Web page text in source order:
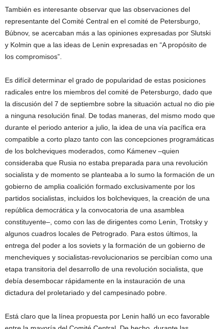
También es interesante observar que las observaciones del
representante del Comité Central en el comité de Petersburgo,
Búbnov, se acercaban más a las opiniones expresadas por Slutski
y Kolmin que a las ideas de Lenin expresadas en “A propósito de
los compromisos”.
Es difícil determinar el grado de popularidad de estas posiciones
radicales entre los miembros del comité de Petersburgo, dado que
la discusión del 7 de septiembre sobre la situación actual no dio pie
a ninguna resolución final. De todas maneras, del mismo modo que
durante el periodo anterior a julio, la idea de una vía pacífica era
compatible a corto plazo tanto con las concepciones programáticas
de los bolcheviques moderados, como Kámenev –quien
consideraba que Rusia no estaba preparada para una revolución
socialista y de momento se planteaba a lo sumo la formación de un
gobierno de amplia coalición formado exclusivamente por los
partidos socialistas, incluidos los bolcheviques, la creación de una
república democrática y la convocatoria de una asamblea
constituyente–, como con las de dirigentes como Lenin, Trotsky y
algunos cuadros locales de Petrogrado. Para estos últimos, la
entrega del poder a los soviets y la formación de un gobierno de
mencheviques y socialistas-revolucionarios se percibían como una
etapa transitoria del desarrollo de una revolución socialista, que
debía desembocar rápidamente en la instauración de una
dictadura del proletariado y del campesinado pobre.
Está claro que la línea propuesta por Lenin halló un eco favorable